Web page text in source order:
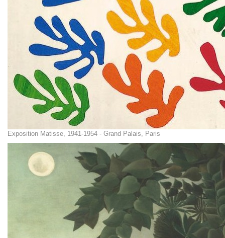
Exposition Matisse, 1941-1954 - Grand Palais, Paris